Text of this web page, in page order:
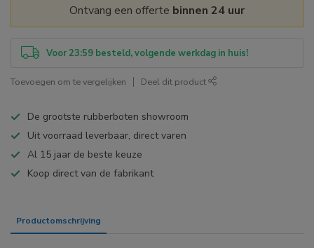
Ontvang een offerte binnen 24 uur
Voor 23:59 besteld, volgende werkdag in huis!
Toevoegen om te vergelijken Deel dit product
De grootste rubberboten showroom
Uit voorraad leverbaar, direct varen
Al 15 jaar de beste keuze
Koop direct van de fabrikant
Productomschrijving